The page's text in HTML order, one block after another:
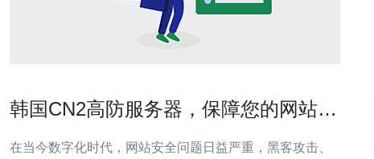
韩国CN2高防服务器，保障您的网站安
在当今数字化时代，网站安全问题日益严重，黑客攻击、